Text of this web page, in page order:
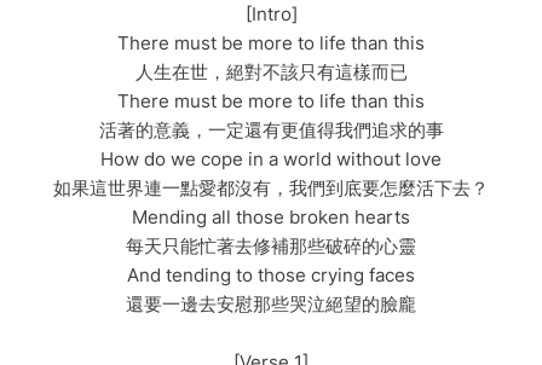
[Intro]
There must be more to life than this
人生在世，絕對不該只有這樣而已
There must be more to life than this
活著的意義，一定還有更值得我們追求的事
How do we cope in a world without love
如果這世界連一點愛都沒有，我們到底要怎麼活下去？
Mending all those broken hearts
每天只能忙著去修補那些破碎的心靈
And tending to those crying faces
還要一邊去安慰那些哭泣絕望的臉龐